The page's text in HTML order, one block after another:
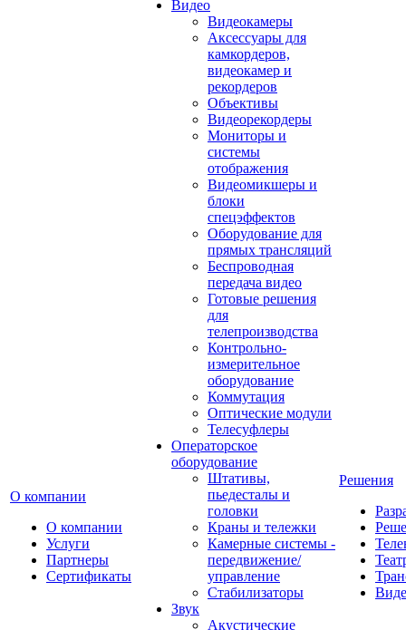
О компании
О компании
Услуги
Партнеры
Сертификаты
Видео
Видеокамеры
Аксессуары для
камкордеров,
видеокамер и
рекордеров
Объективы
Видеорекордеры
Мониторы и
системы
отображения
Видеомикшеры и
блоки
спецэффектов
Оборудование для
прямых трансляций
Беспроводная
передача видео
Готовые решения
для
телепроизводства
Контрольно-
измерительное
оборудование
Коммутация
Оптические модули
Телесуфлеры
Операторское
оборудование
Штативы,
пьедесталы и
головки
Краны и тележки
Камерные системы -
передвижение/
управление
Стабилизаторы
Звук
Акустические
Решения